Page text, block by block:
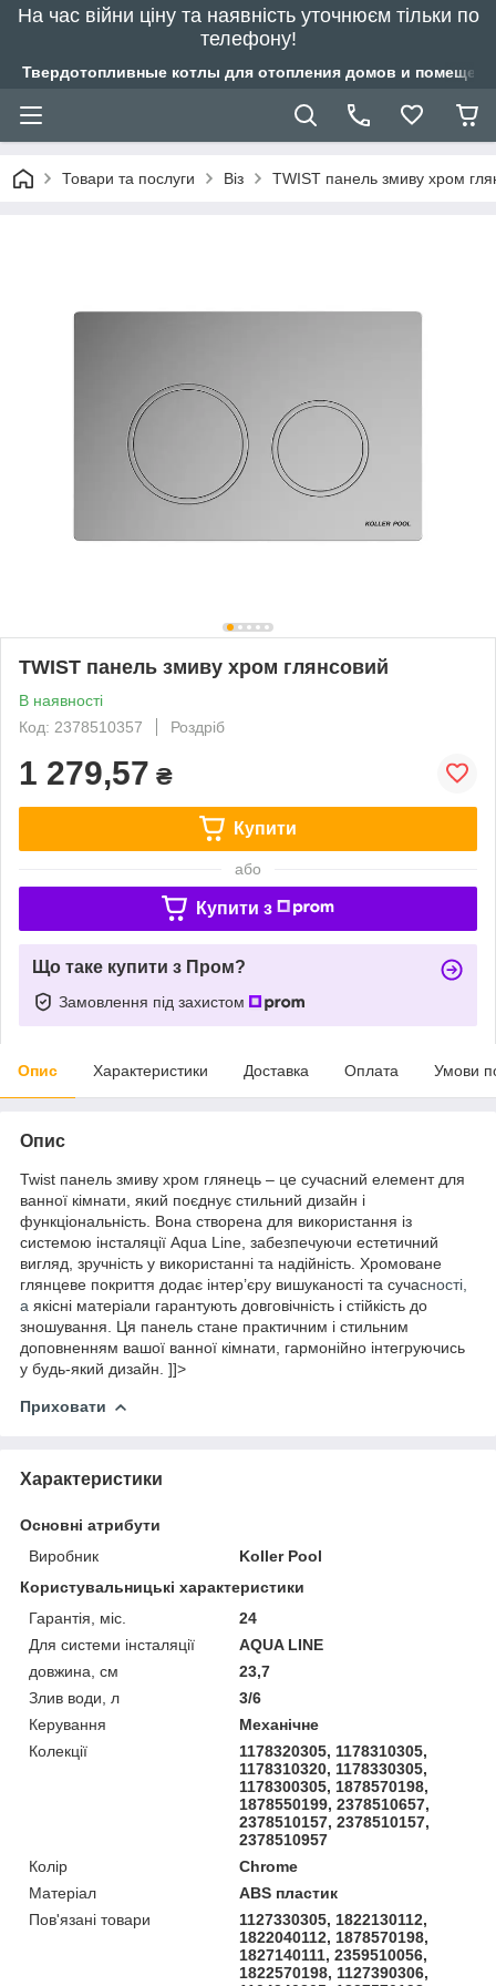
На час війни ціну та наявність уточнюєм тільки по
телефону!
Твердотопливные котлы для отопления домов и
Товари та послуги Віз TWIST панель змиву хром
TWIST панель змиву хром глянсовий
В наявності
Код: 2378510357
Роздріб
1 279,57 ₴
Купити
або
Купити з
Що таке купити з Пром?
Замовлення під захистом
Опис Характеристики Доставка Оплата Умови
Опис
Twist панель змиву хром глянець – це сучасний елемент для
ванної кімнати, який поєднує стильний дизайн і
функціональність. Вона створена для використання із
системою інсталяції Aqua Line, забезпечуючи естетичний
вигляд, зручність у використанні та надійність. Хромоване
глянцеве покриття додає інтер’єру вишуканості та сучасності,
а якісні матеріали гарантують довговічність і стійкість до
зношування. Ця панель стане практичним і стильним
доповненням вашої ванної кімнати, гармонійно інтегруючись
у будь-який дизайн. ]]>
Приховати
Характеристики
Основні атрибути
Виробник
Koller Pool
Користувальницькі характеристики
Гарантія, міс.
24
Для системи інсталяції
AQUA LINE
довжина, см
23,7
Злив води, л
3/6
Керування
Механічне
Колекції
1178320305, 1178310305,
1178310320, 1178330305,
1178300305, 1878570198,
1878550199, 2378510657,
2378510157, 2378510157,
2378510957
Колір
Chrome
Матеріал
ABS пластик
Пов'язані товари
1127330305, 1822130112,
1822040112, 1878570198,
1827140111, 2359510056,
1822570198, 1127390306,